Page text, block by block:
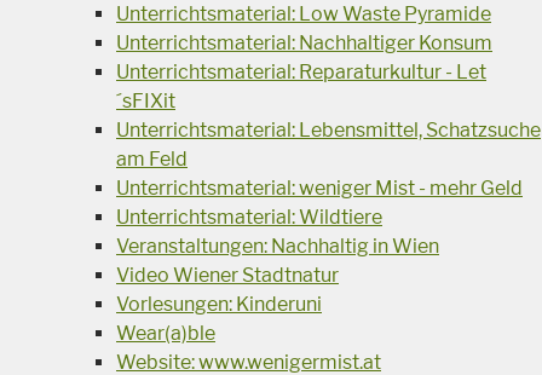
Unterrichtsmaterial: Low Waste Pyramide
Unterrichtsmaterial: Nachhaltiger Konsum
Unterrichtsmaterial: Reparaturkultur - Let
´sFIXit
Unterrichtsmaterial: Lebensmittel, Schatzsuche
am Feld
Unterrichtsmaterial: weniger Mist - mehr Geld
Unterrichtsmaterial: Wildtiere
Veranstaltungen: Nachhaltig in Wien
Video Wiener Stadtnatur
Vorlesungen: Kinderuni
Wear(a)ble
Website: www.wenigermist.at